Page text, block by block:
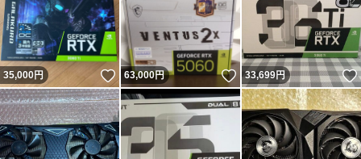
35,000円 いいね！
63,000円 いいね！
33,699円